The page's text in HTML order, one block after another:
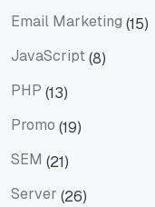
Email Marketing (15)
JavaScript(8)
PHP (13)
Promo (19)
SEM (21)
Server (26)